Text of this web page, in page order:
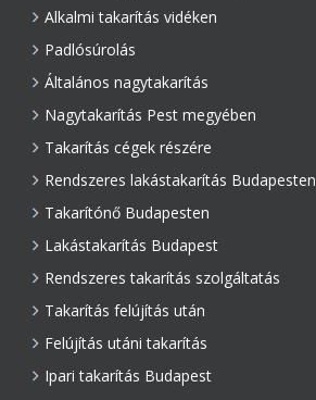
Alkalmi takarítás vidéken
Padlósúrolás
Általános nagytakarítás
Nagytakarítás Pest megyében
Takarítás cégek részére
Rendszeres lakástakarítás Budapesten
Takarítónő Budapesten
Lakástakarítás Budapest
Rendszeres takarítás szolgáltatás
Takarítás felújítás után
Felújítás utáni takarítás
Ipari takarítás Budapest